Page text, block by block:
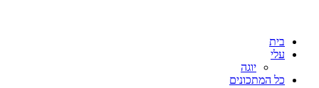
בית
עלי
יוגה
כל המתכונים